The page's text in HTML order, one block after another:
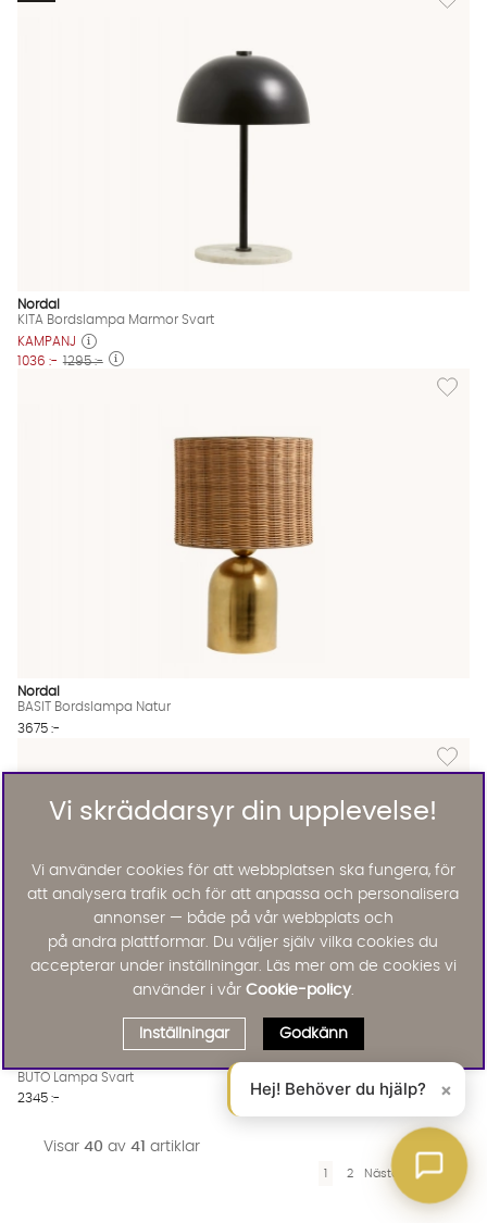
Nordal
KITA Bordslampa Marmor Svart
KAMPANJ
1036 :- 1295 :-
Lägg
Nordal
BASIT Bordslampa Natur
3675 :-
Lägg
BUTO Lampa Svart
2345 :-
Visar 40 av 41 artiklar
1 2 Nästa
Vi skräddarsyr din upplevelse!
Vi använder cookies för att webbplatsen ska fungera, för
att analysera trafik och för att anpassa och personalisera
annonser — både på vår webbplats och
på andra plattformar. Du väljer själv vilka cookies du
accepterar under inställningar. Läs mer om de cookies vi
använder i vår Cookie-policy.
Inställningar Godkänn
Hej! Behöver du hjälp? ×